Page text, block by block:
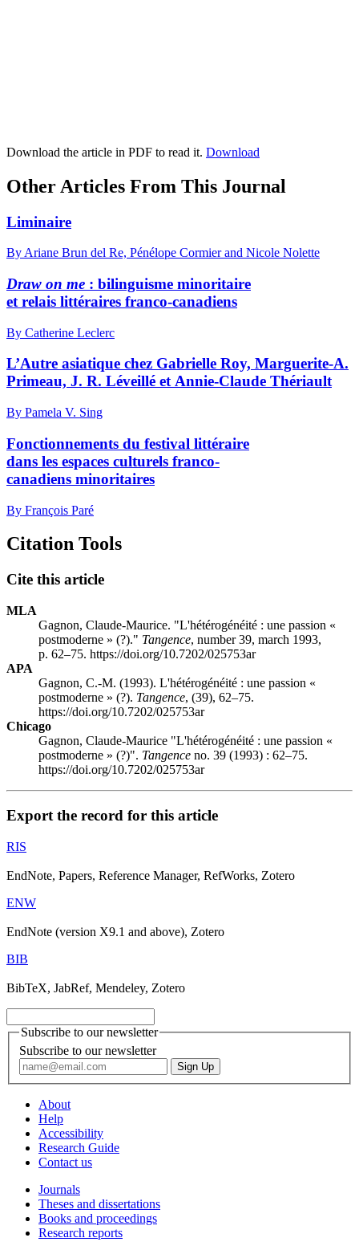
Download the article in PDF to read it. Download
Other Articles From This Journal
Liminaire
By Ariane Brun del Re, Pénélope Cormier and Nicole Nolette
Draw on me : bilinguisme minoritaire
et relais littéraires franco-canadiens
By Catherine Leclerc
L’Autre asiatique chez Gabrielle Roy, Marguerite-A.
Primeau, J. R. Léveillé et Annie-Claude Thériault
By Pamela V. Sing
Fonctionnements du festival littéraire
dans les espaces culturels franco-
canadiens minoritaires
By François Paré
Citation Tools
Cite this article
MLA
Gagnon, Claude-Maurice. "L'hétérogénéité : une passion «
postmoderne » (?)." Tangence, number 39, march 1993,
p. 62–75. https://doi.org/10.7202/025753ar
APA
Gagnon, C.-M. (1993). L'hétérogénéité : une passion «
postmoderne » (?). Tangence, (39), 62–75.
https://doi.org/10.7202/025753ar
Chicago
Gagnon, Claude-Maurice "L'hétérogénéité : une passion «
postmoderne » (?)". Tangence no. 39 (1993) : 62–75.
https://doi.org/10.7202/025753ar
Export the record for this article
RIS
EndNote, Papers, Reference Manager, RefWorks, Zotero
ENW
EndNote (version X9.1 and above), Zotero
BIB
BibTeX, JabRef, Mendeley, Zotero
Subscribe to our newsletter
Subscribe to our newsletter
About
Help
Accessibility
Research Guide
Contact us
Journals
Theses and dissertations
Books and proceedings
Research reports